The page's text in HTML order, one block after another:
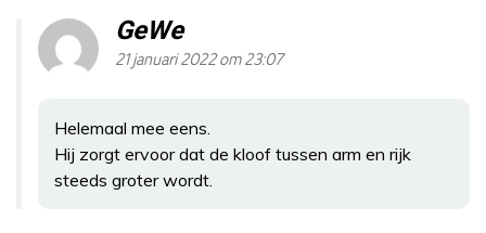
GeWe
21 januari 2022 om 23:07
Helemaal mee eens.
Hij zorgt ervoor dat de kloof tussen arm en rijk
steeds groter wordt.